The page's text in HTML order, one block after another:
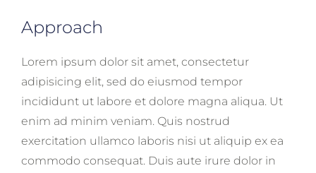
Approach
Lorem ipsum dolor sit amet, consectetur
adipisicing elit, sed do eiusmod tempor
incididunt ut labore et dolore magna aliqua. Ut
enim ad minim veniam. Quis nostrud
exercitation ullamco laboris nisi ut aliquip ex ea
commodo consequat. Duis aute irure dolor in